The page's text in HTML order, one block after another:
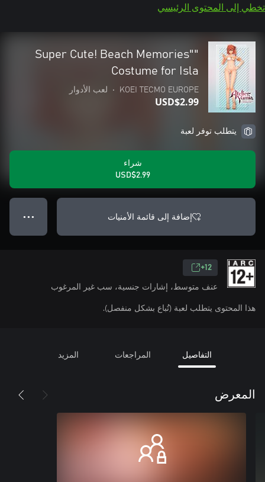
تخطي إلى المحتوى الرئيسي
"Super Cute! Beach Memories"
Costume for Isla
KOEI TECMO EUROPE
• لعب الأدوار
USD$2.99
يتطلب توفر لعبة
شراء
USD$2.99
إضافة إلى قائمة الأمنيات ● ● ●
12+
عنف متوسط، إشارات جنسية، سب غير المرغوب
هذا المحتوى يتطلب لعبة (تُباع بشكل منفصل).
التفاصيل المراجعات المزيد
المعرض